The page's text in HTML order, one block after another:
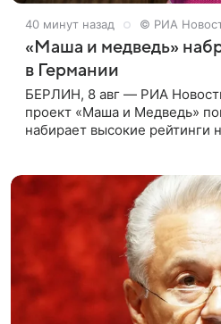
40 минут назад © РИА
«Маша и медведь»
в Германии
БЕРЛИН, 8 авг — РИА
проект «Маша и Медведь»
набирает высокие рейтинги